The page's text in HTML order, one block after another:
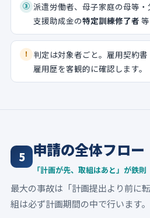
③ 派遣労働者、母子家庭の母等
支援助成金の特定訓練修了者 等
!
判定は対象者ごと。雇用契約
雇用歴を客観的に確認します。
5 申請の全体フロー
「計画が先、取組はあと」が鉄則
最大の事故は「計画提出より前に
組は必ず計画期間の中で行います。